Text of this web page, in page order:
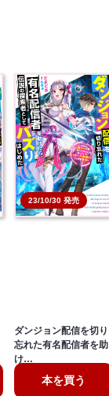
23/10/30 発売
ダンジョン配信を切り
忘れた有名配信者を助
け…
本を買う